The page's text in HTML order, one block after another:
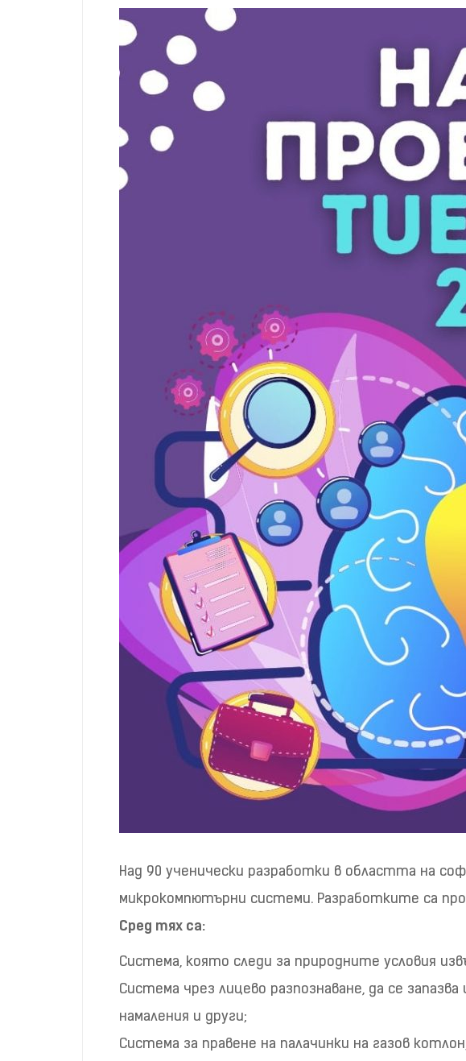
Над 90 ученически разработки в областта на
микрокомпютърни системи. Разработките са
Сред тях са:
Система, която следи за природните условия
Система чрез лицево разпознаване, да се
намаления и други;
Система за правене на палачинки на газов